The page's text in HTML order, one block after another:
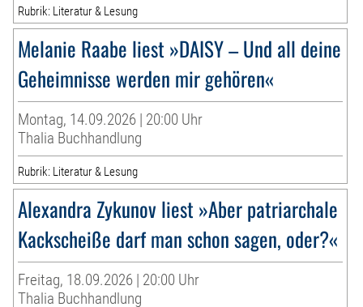
Rubrik: Literatur & Lesung
Melanie Raabe liest »DAISY – Und all deine
Geheimnisse werden mir gehören«
Montag, 14.09.2026 | 20:00 Uhr
Thalia Buchhandlung
Rubrik: Literatur & Lesung
Alexandra Zykunov liest »Aber patriarchale
Kackscheiße darf man schon sagen, oder?«
Freitag, 18.09.2026 | 20:00 Uhr
Thalia Buchhandlung